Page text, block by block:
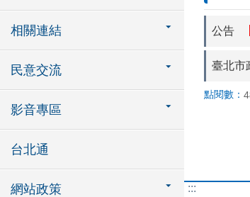
相關連結
民意交流
影音專區
台北通
網站政策
公告
臺北市
點閱數：
:::